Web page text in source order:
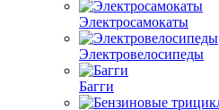
Электросамокаты
Электровелосипеды
Багги